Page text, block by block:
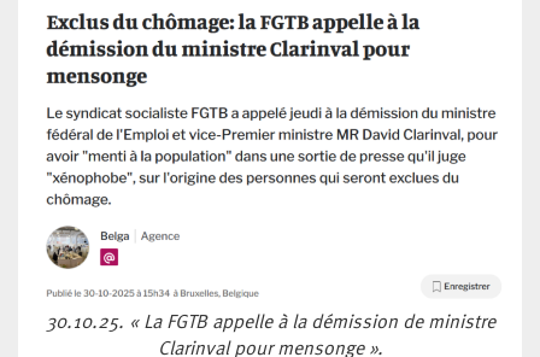
30.10.25. « La FGTB appelle à la démission de ministre
Clarinval pour mensonge ».